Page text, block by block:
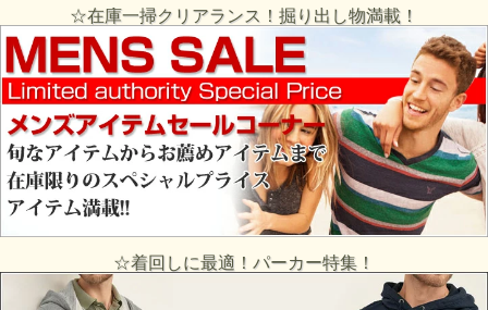
☆在庫一掃クリアランス！掘り出し物満載！
☆着回しに最適！パーカー特集！